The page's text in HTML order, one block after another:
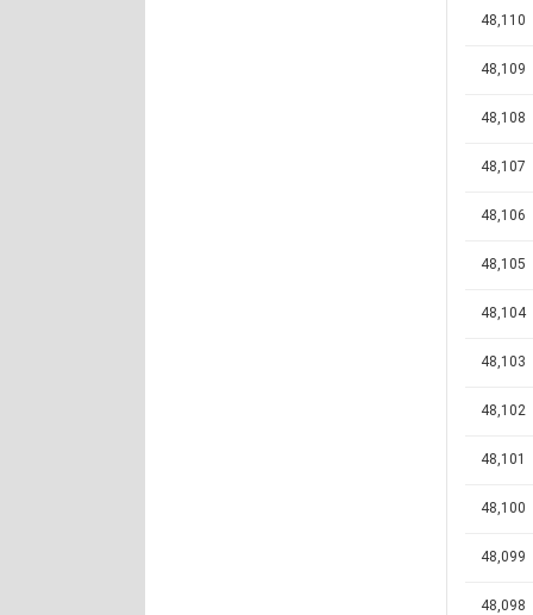
48,110
48,109
48,108
48,107
48,106
48,105
48,104
48,103
48,102
48,101
48,100
48,099
48,098